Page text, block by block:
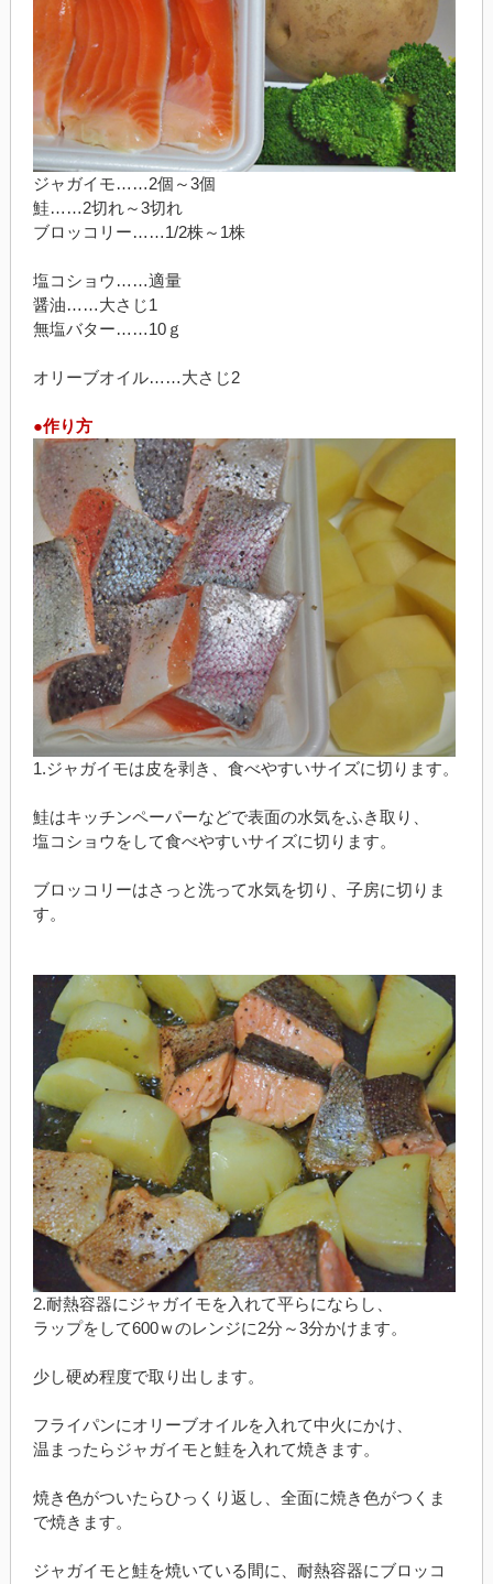
ジャガイモ……2個～3個
鮭……2切れ～3切れ
ブロッコリー……1/2株～1株
塩コショウ……適量
醤油……大さじ1
無塩バター……10ｇ
オリーブオイル……大さじ2
●作り方
1.ジャガイモは皮を剥き、食べやすいサイズに切ります。
鮭はキッチンペーパーなどで表面の水気をふき取り、
塩コショウをして食べやすいサイズに切ります。
ブロッコリーはさっと洗って水気を切り、子房に切りま
す。
2.耐熱容器にジャガイモを入れて平らにならし、
ラップをして600ｗのレンジに2分～3分かけます。
少し硬め程度で取り出します。
フライパンにオリーブオイルを入れて中火にかけ、
温まったらジャガイモと鮭を入れて焼きます。
焼き色がついたらひっくり返し、全面に焼き色がつくま
で焼きます。
ジャガイモと鮭を焼いている間に、耐熱容器にブロッコ